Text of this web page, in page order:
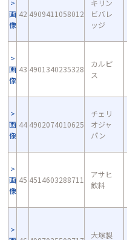
画
像
42 4909411058012
キリン
ビバレ
ッジ
画
像
43 4901340235328
カルピ
ス
画
像
44 4902074010625
チェリ
オジャ
パン
画
像
45 4514603288711
アサヒ
飲料
大塚製